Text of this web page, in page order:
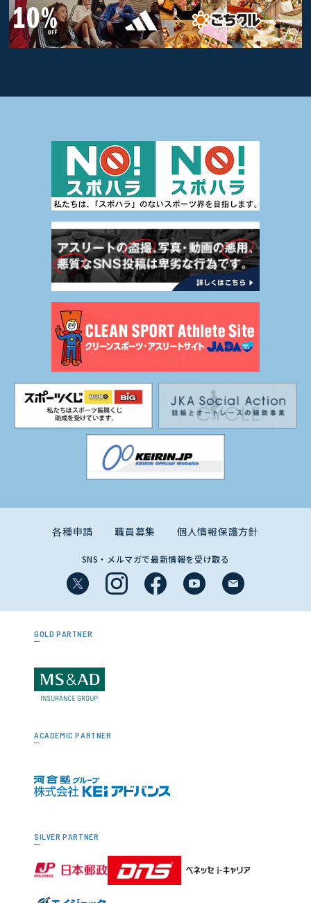
各種申請 職員募集 個人情報保護方針
SNS・メルマガで最新情報を受け取る
GOLD PARTNER
ACADEMIC PARTNER
SILVER PARTNER